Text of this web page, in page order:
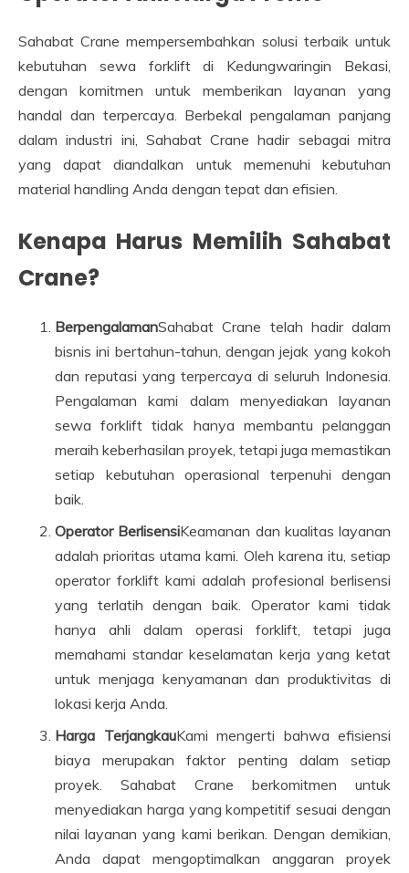
Sahabat Crane mempersembahkan solusi terbaik untuk
kebutuhan sewa forklift di Kedungwaringin Bekasi,
dengan komitmen untuk memberikan layanan yang
handal dan terpercaya. Berbekal pengalaman panjang
dalam industri ini, Sahabat Crane hadir sebagai mitra
yang dapat diandalkan untuk memenuhi kebutuhan
material handling Anda dengan tepat dan efisien.
Kenapa Harus Memilih Sahabat
Crane?
BerpengalamanSahabat Crane telah hadir dalam
bisnis ini bertahun-tahun, dengan jejak yang kokoh
dan reputasi yang terpercaya di seluruh Indonesia.
Pengalaman kami dalam menyediakan layanan
sewa forklift tidak hanya membantu pelanggan
meraih keberhasilan proyek, tetapi juga memastikan
setiap kebutuhan operasional terpenuhi dengan
baik.
Operator BerlisensiKeamanan dan kualitas layanan
adalah prioritas utama kami. Oleh karena itu, setiap
operator forklift kami adalah profesional berlisensi
yang terlatih dengan baik. Operator kami tidak
hanya ahli dalam operasi forklift, tetapi juga
memahami standar keselamatan kerja yang ketat
untuk menjaga kenyamanan dan produktivitas di
lokasi kerja Anda.
Harga TerjangkauKami mengerti bahwa efisiensi
biaya merupakan faktor penting dalam setiap
proyek. Sahabat Crane berkomitmen untuk
menyediakan harga yang kompetitif sesuai dengan
nilai layanan yang kami berikan. Dengan demikian,
Anda dapat mengoptimalkan anggaran proyek